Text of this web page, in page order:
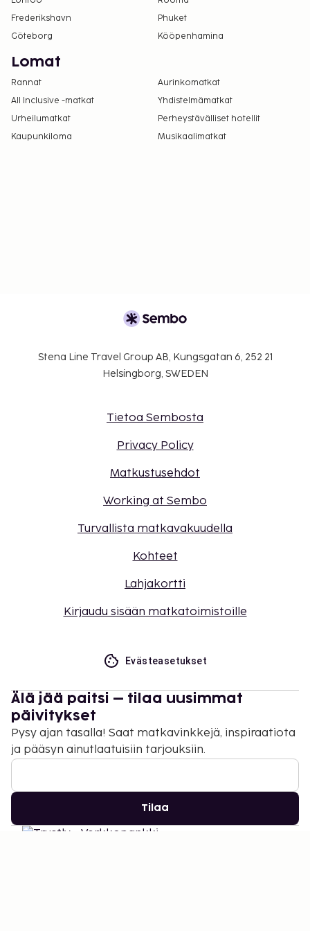
Frederikshavn
Phuket
Göteborg
Kööpenhamina
Lomat
Rannat
Aurinkomatkat
All Inclusive -matkat
Yhdistelmämatkat
Urheilumatkat
Perheystävälliset hotellit
Kaupunkiloma
Musikaalimatkat
Stena Line Travel Group AB, Kungsgatan 6, 252 21
Helsingborg, SWEDEN
Tietoa Sembosta
Privacy Policy
Matkustusehdot
Working at Sembo
Turvallista matkavakuudella
Kohteet
Lahjakortti
Kirjaudu sisään matkatoimistoille
Evästeasetukset
Älä jää paitsi – tilaa uusimmat
päivitykset
Pysy ajan tasalla! Saat matkavinkkejä, inspiraatiota
ja pääsyn ainutlaatuisiin tarjouksiin.
Tilaa